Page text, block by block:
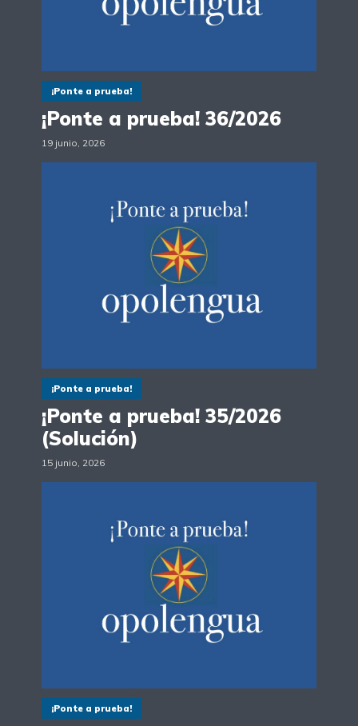
¡Ponte a prueba!
¡Ponte a prueba! 36/2026
19 junio, 2026
¡Ponte a prueba!
¡Ponte a prueba! 35/2026
(Solución)
15 junio, 2026
¡Ponte a prueba!